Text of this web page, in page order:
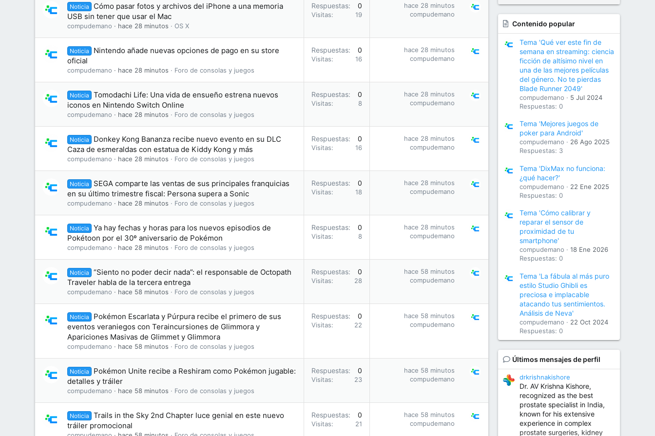
Noticia
Cómo pasar fotos y archivos del iPhone a una memoria
USB sin tener que usar el Mac
compudemano hace 28 minutos OS X
Respuestas 0
Visitas 19
hace 28 minutos
compudemano
Noticia
Nintendo añade nuevas opciones de pago en su store
oficial
compudemano hace 28 minutos Foro de consolas y juegos
Respuestas 0
Visitas 16
hace 28 minutos
compudemano
Noticia
Tomodachi Life: Una vida de ensueño estrena nuevos
iconos en Nintendo Switch Online
compudemano hace 28 minutos Foro de consolas y juegos
Respuestas 0
Visitas 8
hace 28 minutos
compudemano
Noticia
Donkey Kong Bananza recibe nuevo evento en su DLC
Caza de esmeraldas con estatua de Kiddy Kong y más
compudemano hace 28 minutos Foro de consolas y juegos
Respuestas 0
Visitas 16
hace 28 minutos
compudemano
Noticia
SEGA comparte las ventas de sus principales franquicias
en su último trimestre fiscal: Persona supera a Sonic
compudemano hace 28 minutos Foro de consolas y juegos
Respuestas 0
Visitas 18
hace 28 minutos
compudemano
Noticia
Ya hay fechas y horas para los nuevos episodios de
Pokétoon por el 30º aniversario de Pokémon
compudemano hace 28 minutos Foro de consolas y juegos
Respuestas 0
Visitas 8
hace 28 minutos
compudemano
Noticia
“Siento no poder decir nada”: el responsable de Octopath
Traveler habla de la tercera entrega
compudemano hace 58 minutos Foro de consolas y juegos
Respuestas 0
Visitas 28
hace 58 minutos
compudemano
Noticia
Pokémon Escarlata y Púrpura recibe el primero de sus
eventos veraniegos con Teraincursiones de Glimmora y
Apariciones Masivas de Glimmet y Glimmora
compudemano hace 58 minutos Foro de consolas y juegos
Respuestas 0
Visitas 22
hace 58 minutos
compudemano
Noticia
Pokémon Unite recibe a Reshiram como Pokémon jugable:
detalles y tráiler
compudemano hace 58 minutos Foro de consolas y juegos
Respuestas 0
Visitas 23
hace 58 minutos
compudemano
Noticia
Trails in the Sky 2nd Chapter luce genial en este nuevo
tráiler promocional
Respuestas 0
Visitas 21
hace 58 minutos
compudemano
Contenido popular
Tema 'Qué ver este fin de
semana en streaming: ciencia
ficción de altísimo nivel en
una de las mejores películas
del género. No te pierdas
Blade Runner 2049'
compudemano
5 Jul 2024
Respuestas: 0
Tema 'Mejores juegos de
poker para Android'
compudemano
26 Ago 2025
Respuestas: 3
Tema 'DixMax no funciona:
¿qué hacer?'
compudemano
22 Ene 2025
Respuestas: 0
Tema 'Cómo calibrar y
reparar el sensor de
proximidad de tu
smartphone'
compudemano
18 Ene 2026
Respuestas: 0
Tema 'La fábula al más puro
estilo Studio Ghibli es
preciosa e implacable
atacando tus sentimientos.
Análisis de Neva'
compudemano
22 Oct 2024
Respuestas: 0
Últimos mensajes de perfil
drkrishnakishore
Dr. AV Krishna Kishore,
recognized as the best
prostate specialist in India,
known for his extensive
experience in complex
prostate surgeries, kidney